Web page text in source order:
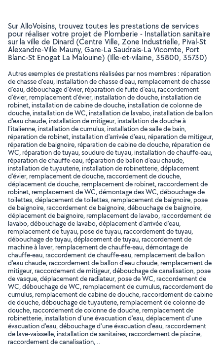
Sur AlloVoisins, trouvez toutes les prestations de services
pour réaliser votre projet de Plomberie - Installation sanitaire
sur la ville de Dinard (Centre Ville, Zone Industrielle, Pival-St
Alexandre-Ville Mauny, Gare-La Saudrais-La Vicomte, Port
Blanc-St Enogat La Malouine) (Ille-et-vilaine, 35800, 35730)
Autres exemples de prestations réalisées par nos membres : réparation
de chasse d'eau, installation de chasse d'eau, remplacement de chasse
d'eau, débouchage d'évier, réparation de fuite d'eau, raccordement
d'évier, remplacement d'évier, installation de douche, installation de
robinet, installation de cabine de douche, installation de colonne de
douche, installation de WC, installation de lavabo, installation de ballon
d'eau chaude, installation de mitigeur, installation de douche à
l'italienne, installation de cumulus, installation de salle de bain,
réparation de robinet, installation d'arrivée d'eau, réparation de mitigeur,
réparation de baignoire, réparation de cabine de douche, réparation de
WC, réparation de tuyau, soudure de tuyau, installation de chauffe-eau,
réparation de chauffe-eau, réparation de ballon d'eau chaude,
installation de tuyauterie, installation de robinetterie, déplacement
d'évier, remplacement de douche, raccordement de douche,
déplacement de douche, remplacement de robinet, raccordement de
robinet, remplacement de WC, démontage des WC, débouchage de
toilettes, déplacement de toilettes, remplacement de baignoire, pose
de baignoire, raccordement de baignoire, débouchage de baignoire,
déplacement de baignoire, remplacement de lavabo, raccordement de
lavabo, débouchage de lavabo, déplacement d'arrivée d'eau,
remplacement de tuyau, pose de tuyau, raccordement de tuyau,
débouchage de tuyau, déplacement de tuyau, raccordement de
machine à laver, remplacement de chauffe-eau, démontage de
chauffe-eau, raccordement de chauffe-eau, remplacement de ballon
d'eau chaude, raccordement de ballon d'eau chaude, remplacement de
mitigeur, raccordement de mitigeur, débouchage de canalisation, pose
de vasque, déplacement de radiateur, pose de WC, raccordement de
WC, débouchage de WC, remplacement de cumulus, raccordement de
cumulus, remplacement de cabine de douche, raccordement de cabine
de douche, débouchage de tuyauterie, remplacement de colonne de
douche, raccordement de colonne de douche, remplacement de
robinetterie, installation d'une évacuation d'eau, déplacement d'une
évacuation d'eau, débouchage d'une évacuation d'eau, raccordement
de lave-vaisselle, installation de sanitaires, raccordement de piscine,
raccordement de canalisation, ..